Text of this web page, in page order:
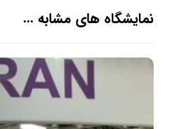
نمایشگاه های مشابه ...